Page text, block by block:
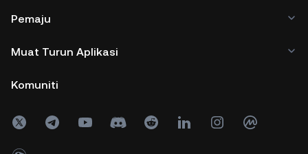
Pemaju
Muat Turun Aplikasi
Komuniti